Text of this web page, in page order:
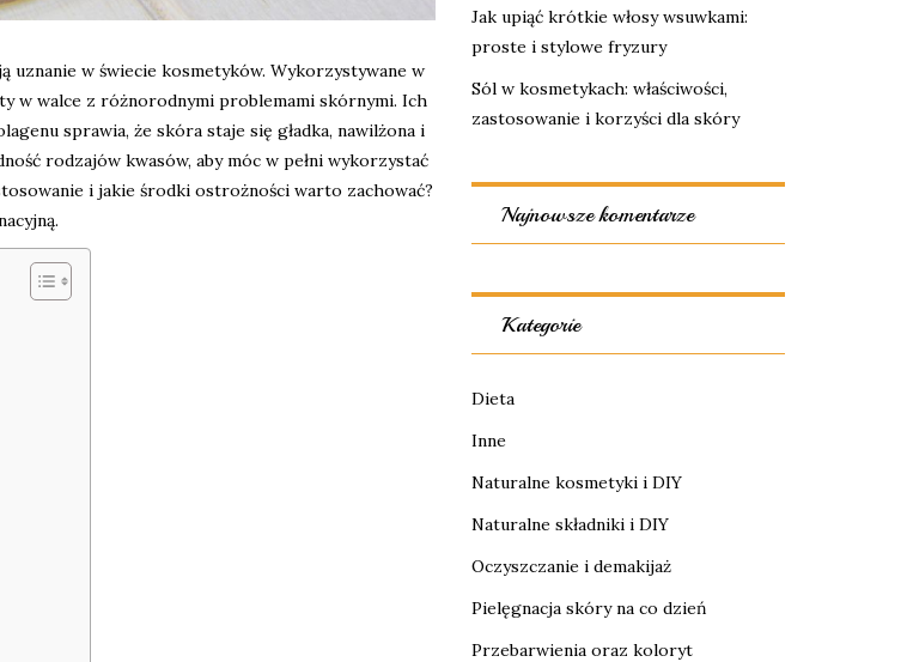
uznanie w świecie kosmetyków. Wykorzystywane w
w walce z różnorodnymi problemami skórnymi. Ich
sprawia, że skóra staje się gładka, nawilżona i
rodzajów kwasów, aby móc w pełni wykorzystać
i jakie środki ostrożności warto zachować?
Jak upiąć krótkie włosy wsuwkami:
proste i stylowe fryzury
Sól w kosmetykach: właściwości,
zastosowanie i korzyści dla skóry
Najnowsze komentarze
Kategorie
Dieta
Inne
Naturalne kosmetyki i DIY
Naturalne składniki i DIY
Oczyszczanie i demakijaż
Pielęgnacja skóry na co dzień
Przebarwienia oraz koloryt